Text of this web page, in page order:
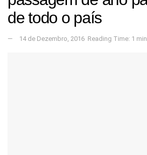
de todo o país
14 de Dezembro, 2016 Reading Time: 1